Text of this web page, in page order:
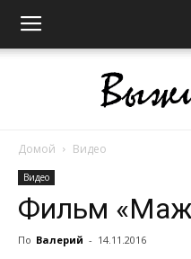
Домой Видео
Видео
Фильм
По Валерий - 14.11.2016